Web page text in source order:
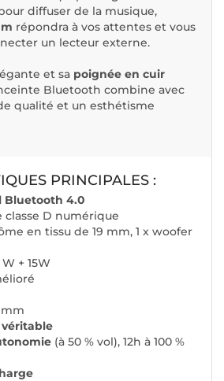
diffuser de la musique,
répondra à vos attentes et vous
un lecteur externe.
et sa poignée en cuir
Bluetooth combine avec
qualité et un esthétisme
PRINCIPALES :
Bluetooth 4.0
D numérique
en tissu de 19 mm, 1 x woofer
W + 15W
mm
(à 50 % vol), 12h à 100 %